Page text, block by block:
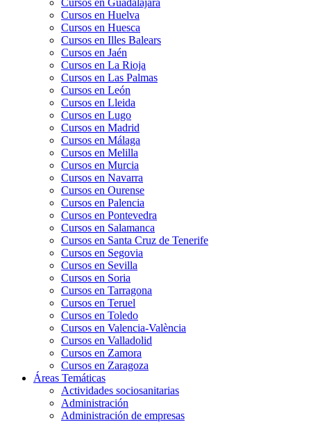
Cursos en Guadalajara
Cursos en Huelva
Cursos en Huesca
Cursos en Illes Balears
Cursos en Jaén
Cursos en La Rioja
Cursos en Las Palmas
Cursos en León
Cursos en Lleida
Cursos en Lugo
Cursos en Madrid
Cursos en Málaga
Cursos en Melilla
Cursos en Murcia
Cursos en Navarra
Cursos en Ourense
Cursos en Palencia
Cursos en Pontevedra
Cursos en Salamanca
Cursos en Santa Cruz de Tenerife
Cursos en Segovia
Cursos en Sevilla
Cursos en Soria
Cursos en Tarragona
Cursos en Teruel
Cursos en Toledo
Cursos en Valencia-València
Cursos en Valladolid
Cursos en Zamora
Cursos en Zaragoza
Áreas Temáticas
Actividades sociosanitarias
Administración
Administración de empresas